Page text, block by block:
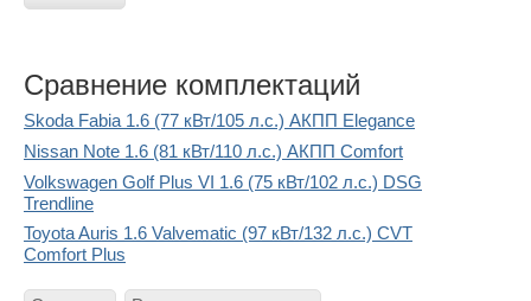
Сравнение комплектаций
Skoda Fabia 1.6 (77 кВт/105 л.с.) АКПП Elegance
Nissan Note 1.6 (81 кВт/110 л.с.) АКПП Comfort
Volkswagen Golf Plus VI 1.6 (75 кВт/102 л.с.) DSG
Trendline
Toyota Auris 1.6 Valvematic (97 кВт/132 л.с.) CVT
Comfort Plus